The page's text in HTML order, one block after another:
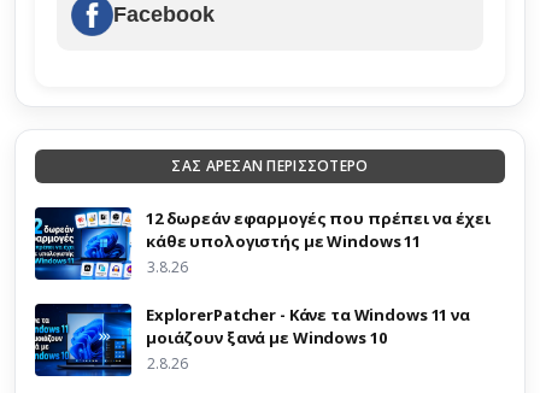
Facebook
ΣΑΣ ΑΡΕΣΑΝ ΠΕΡΙΣΣΟΤΕΡΟ
12 δωρεάν εφαρμογές που πρέπει να έχει
κάθε υπολογιστής με Windows 11
3.8.26
ExplorerPatcher - Κάνε τα Windows 11 να
μοιάζουν ξανά με Windows 10
2.8.26